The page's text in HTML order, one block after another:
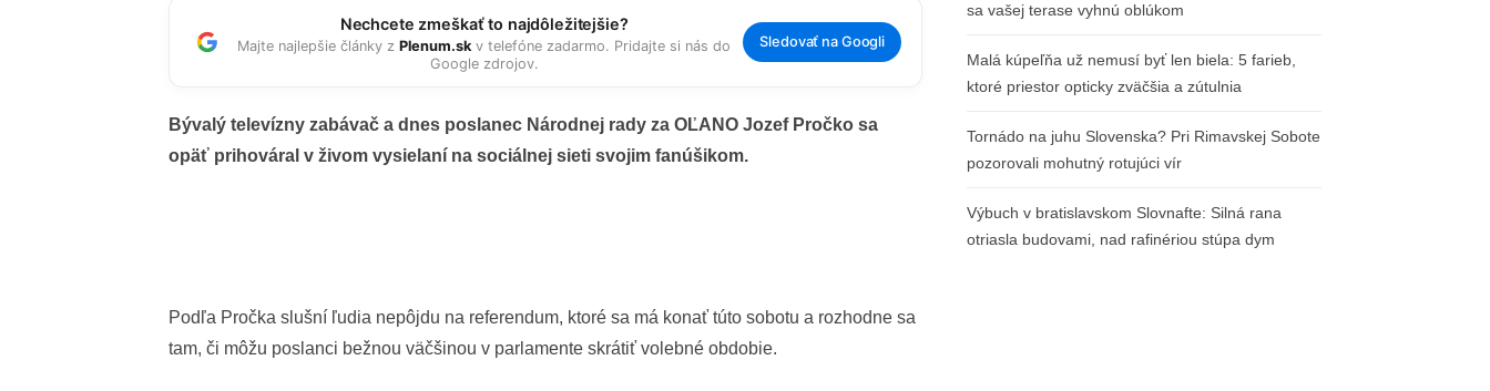
Nechcete zmeškať to najdôležitejšie?
Majte najlepšie články zPlenum.skv telefóne zadarmo. Pridajte si nás do
Google zdrojov.
Sledovať na Googli
Bývalý televízny zabávač a dnes poslanec Národnej rady za OĽANO Jozef Pročko sa
opäť prihováral v živom vysielaní na sociálnej sieti svojim fanúšikom.
Podľa Pročka slušní ľudia nepôjdu na referendum, ktoré sa má konať túto sobotu a rozhodne sa
tam, či môžu poslanci bežnou väčšinou v parlamente skrátiť volebné obdobie.
sa vašej terase vyhnú oblúkom
Malá kúpeľňa už nemusí byť len biela: 5 farieb,
ktoré priestor opticky zväčšia a zútulnia
Tornádo na juhu Slovenska? Pri Rimavskej Sobote
pozorovali mohutný rotujúci vír
Výbuch v bratislavskom Slovnafte: Silná rana
otriasla budovami, nad rafinériou stúpa dym